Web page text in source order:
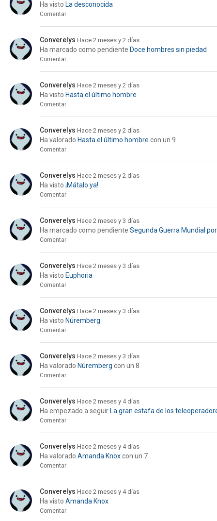
Ha visto La desconocida
Comentar
Converelys Hace 2 meses y 2 días
Ha marcado como pendiente Doce hombres sin piedad
Comentar
Converelys Hace 2 meses y 2 días
Ha visto Hasta el último hombre
Comentar
Converelys Hace 2 meses y 2 días
Ha valorado Hasta el último hombre con un 9
Comentar
Converelys Hace 2 meses y 2 días
Ha visto ¡Mátalo ya!
Comentar
Converelys Hace 2 meses y 3 días
Ha marcado como pendiente Segunda Guerra Mundial
Comentar
Converelys Hace 2 meses y 3 días
Ha visto Euphoria
Comentar
Converelys Hace 2 meses y 3 días
Ha visto Núremberg
Comentar
Converelys Hace 2 meses y 3 días
Ha valorado Núremberg con un 8
Comentar
Converelys Hace 2 meses y 4 días
Ha empezado a seguir La gran estafa de los
Comentar
Converelys Hace 2 meses y 4 días
Ha valorado Amanda Knoxcon un 7
Comentar
Converelys Hace 2 meses y 4 días
Ha visto Amanda Knox
Comentar